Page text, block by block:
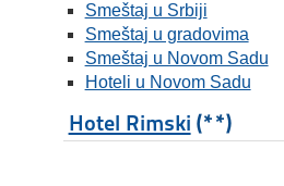
Smeštaj u Srbiji
Smeštaj u gradovima
Smeštaj u Novom Sadu
Hoteli u Novom Sadu
Hotel Rimski (**)